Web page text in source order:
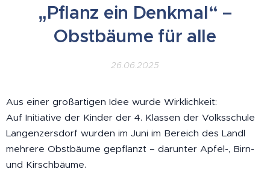
„Pflanz ein Denkmal“ –
Obstbäume für alle
26.06.2025
Aus einer großartigen Idee wurde Wirklichkeit:
Auf Initiative der Kinder der 4. Klassen der Volksschule
Langenzersdorf wurden im Juni im Bereich des Landl
mehrere Obstbäume gepflanzt – darunter Apfel-, Birn-
und Kirschbäume.